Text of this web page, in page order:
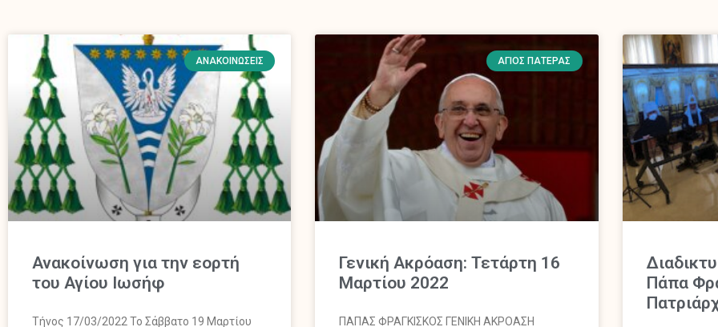
ΑΝΑΚΟΙΝΏΣΕΙΣ
Ανακοίνωση για την εορτή
του Αγίου Ιωσήφ
Τήνος 17/03/2022 Το Σάββατο 19 Μαρτίου
ΆΓΙΟΣ ΠΑΤΈΡΑΣ
Γενική Ακρόαση: Τετάρτη 16
Μαρτίου 2022
ΠΑΠΑΣ ΦΡΑΓΚΙΣΚΟΣ ΓΕΝΙΚΗ ΑΚΡΟΑΣΗ
Πάπα